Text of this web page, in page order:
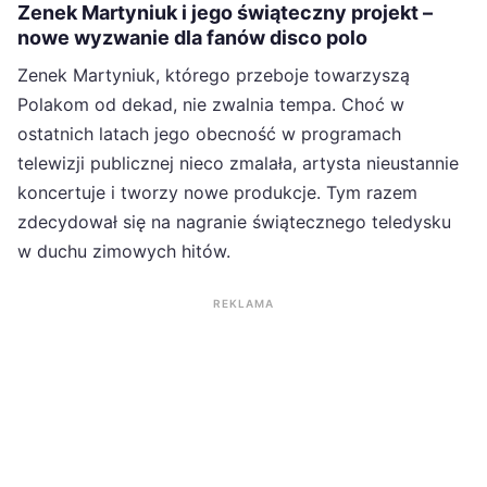
Zenek Martyniuk i jego świąteczny projekt –
nowe wyzwanie dla fanów disco polo
Zenek Martyniuk, którego przeboje towarzyszą
Polakom od dekad, nie zwalnia tempa. Choć w
ostatnich latach jego obecność w programach
telewizji publicznej nieco zmalała, artysta nieustannie
koncertuje i tworzy nowe produkcje. Tym razem
zdecydował się na nagranie świątecznego teledysku
w duchu zimowych hitów.
REKLAMA